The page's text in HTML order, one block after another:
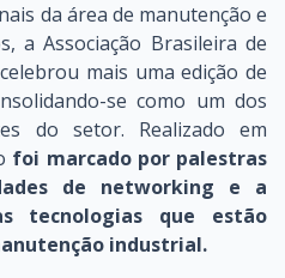
da área de manutenção e
a Associação Brasileira de
mais uma edição de
se como um dos
do setor. Realizado em
foi marcado por palestras
de networking e a
tecnologias que estão
industrial.